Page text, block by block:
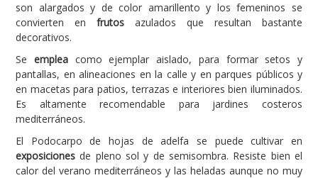
son alargados y de color amarillento y los femeninos se
convierten en frutos azulados que resultan bastante
decorativos.
Se empleacomo ejemplar aislado, para formar setos y
pantallas, en alineaciones en la calle y en parques públicos y
en macetas para patios, terrazas e interiores bien iluminados.
Es altamente recomendable para jardines costeros
mediterráneos.
El Podocarpo de hojas de adelfa se puede cultivar en
exposiciones de pleno sol y de semisombra. Resiste bien el
calor del verano mediterráneos y las heladas aunque no muy